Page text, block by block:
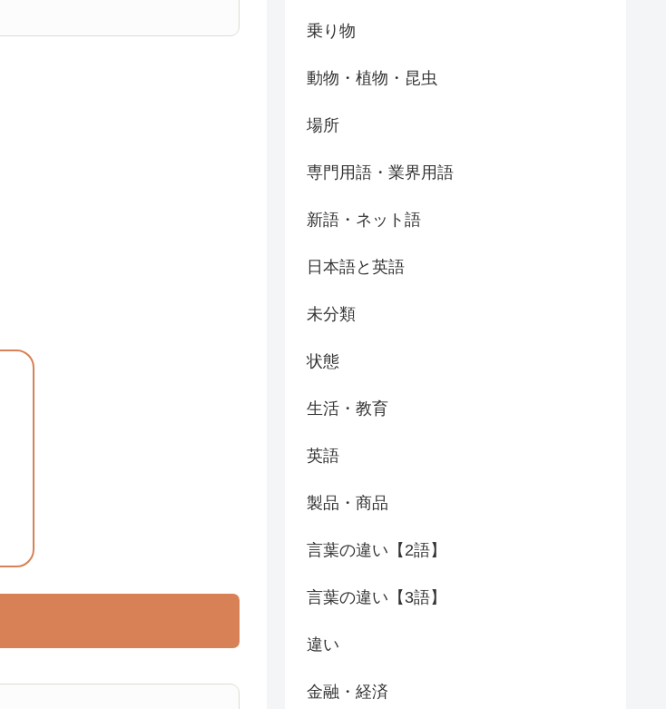
乗り物
動物・植物・昆虫
場所
専門用語・業界用語
新語・ネット語
日本語と英語
未分類
状態
生活・教育
英語
製品・商品
言葉の違い【2語】
言葉の違い【3語】
違い
金融・経済